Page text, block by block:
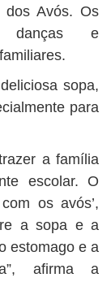
dos Avós. Os
danças e
sopa,
para
a família
escolar. O
os avós’,
a sopa e a
estomago e a
afirma a